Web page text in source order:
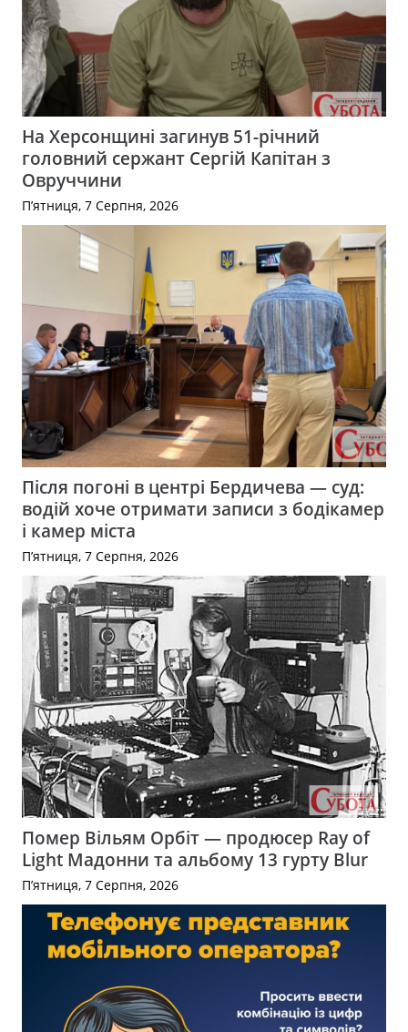
На Херсонщині загинув 51-річний
головний сержант Сергій Капітан з
Овруччини
П’ятниця, 7 Серпня, 2026
Після погоні в центрі Бердичева — суд:
водій хоче отримати записи з бодікамер
і камер міста
П’ятниця, 7 Серпня, 2026
Помер Вільям Орбіт — продюсер Ray of
Light Мадонни та альбому 13 гурту Blur
П’ятниця, 7 Серпня, 2026